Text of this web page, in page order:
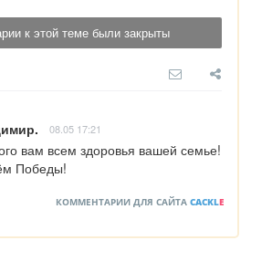
к этой теме были закрыты
08.05 17:21
вам всем здоровья вашей семье!
Победы!
КОММЕНТАРИИ ДЛЯ САЙТА CACKLE